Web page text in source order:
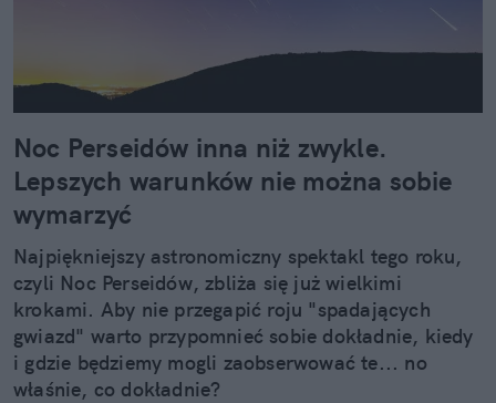
Noc Perseidów inna niż zwykle.
Lepszych warunków nie można sobie
wymarzyć
Najpiękniejszy astronomiczny spektakl tego roku,
czyli Noc Perseidów, zbliża się już wielkimi
krokami. Aby nie przegapić roju "spadających
gwiazd" warto przypomnieć sobie dokładnie, kiedy
i gdzie będziemy mogli zaobserwować te... no
właśnie, co dokładnie?